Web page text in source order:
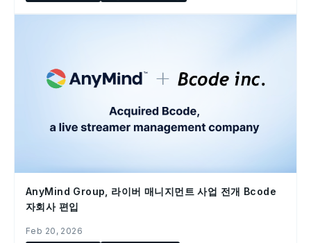
AnyMind Group, 라이버 매니지먼트 사업 전개 Bcode
자회사 편입
Feb 20, 2026